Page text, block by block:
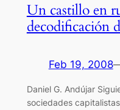
Un castillo en
decodificación
Feb 19, 2008
Daniel G. Andújar
sociedades